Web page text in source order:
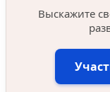
Выскажите